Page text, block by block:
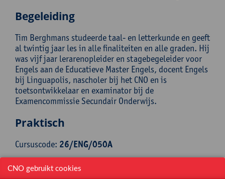
Begeleiding
Tim Berghmans studeerde taal- en letterkunde en geeft
al twintig jaar les in alle finaliteiten en alle graden. Hij
was vijf jaar lerarenopleider en stagebegeleider voor
Engels aan de Educatieve Master Engels, docent Engels
bij Linguapolis, nascholer bij het CNO en is
toetsontwikkelaar en examinator bij de
Examencommissie Secundair Onderwijs.
Praktisch
Cursuscode: 26/ENG/050A
Cursusmateriaal inbegrepen
CNO gebruikt cookies